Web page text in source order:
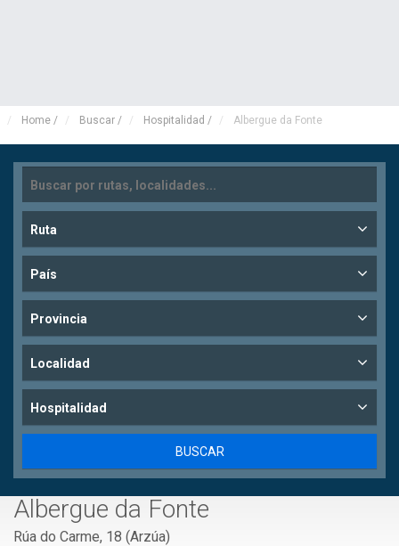
Home / Buscar / Hospitalidad / Albergue da Fonte
Ruta
País
Provincia
Localidad
Hospitalidad
Albergue da Fonte
Rúa do Carme, 18 (Arzúa)